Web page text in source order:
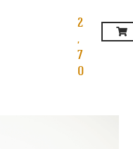
2
,
7
0